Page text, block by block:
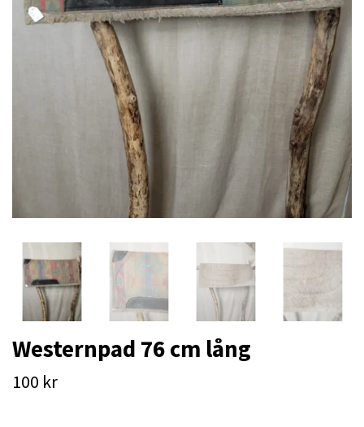
Westernpad 76 cm lång
100 kr